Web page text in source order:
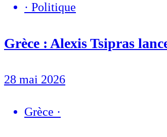
· Politique
Grèce : Alexis Tsipras
28 mai 2026
Grèce ·